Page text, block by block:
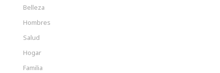
Belleza
Hombres
Salud
Hogar
Familia